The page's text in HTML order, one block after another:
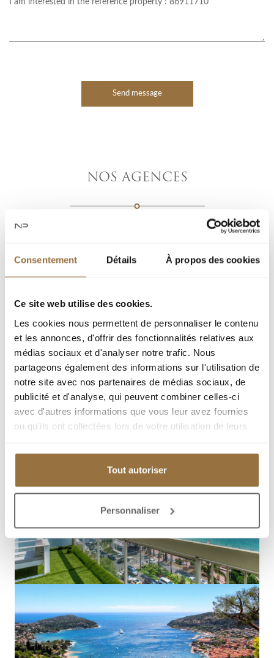
Consentement Détails À propos des cookies
Ce site web utilise des cookies.
Les cookies nous permettent de personnaliser le contenu
et les annonces, d'offrir des fonctionnalités relatives aux
médias sociaux et d'analyser notre trafic. Nous
partageons également des informations sur l'utilisation de
notre site avec nos partenaires de médias sociaux, de
publicité et d'analyse, qui peuvent combiner celles-ci
avec d'autres informations que vous leur avez fournies
ou qu'ils ont collectées lors de votre utilisation de leurs
Tout autoriser
Personnaliser
Send message
NOS AGENCES